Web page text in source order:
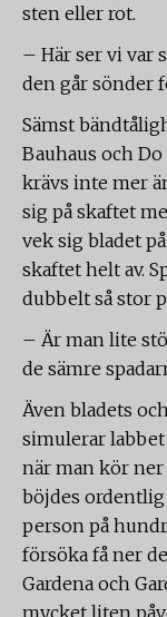
sten eller rot.
– Här ser vi var
den går sönder
Sämst
Bauhaus och
krävs inte mer
sig på skaftet
vek sig bladet
skaftet helt av.
dubbelt så stor
– Är man lite
de sämre
Även bladets
simulerar
när man kör ner
böjdes
person på
försöka få ner
Gardena och
mycket liten